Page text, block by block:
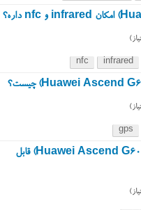
infrared
nfc
gps
چقدر از حافظه‌ی داخلی گوشی هوآوی اسند جی ۶۰۰ (Huawei Ascend G600) قابل